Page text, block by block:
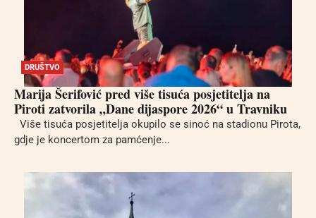
DRUŠTVO
Marija Šerifović pred više tisuća posjetitelja na
Piroti zatvorila „Dane dijaspore 2026“ u Travniku
Više tisuća posjetitelja okupilo se sinoć na stadionu Pirota,
gdje je koncertom za pamćenje...